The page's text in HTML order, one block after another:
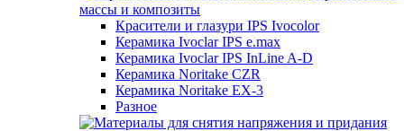
массы и композиты
Красители и глазури IPS Ivocolor
Керамика Ivoclar IPS e.max
Керамика Ivoclar IPS InLine A-D
Керамика Noritake CZR
Керамика Noritake EX-3
Разное